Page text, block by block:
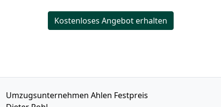
Kostenloses Angebot erhalten
Umzugsunternehmen Ahlen Festpreis